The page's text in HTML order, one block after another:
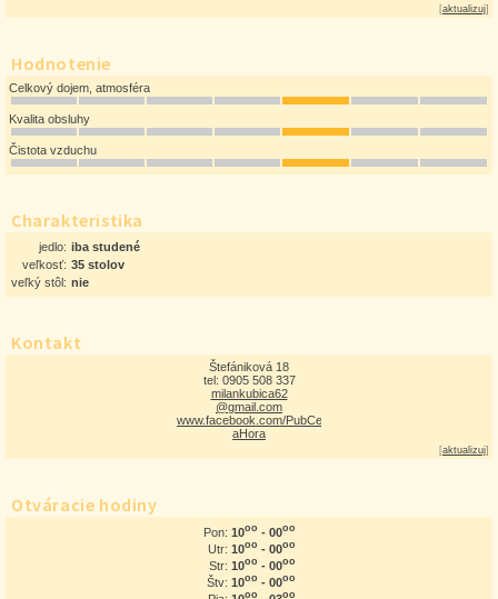
[aktualizuj]
Hodnotenie
Celkový dojem, atmosféra
Kvalita obsluhy
Čistota vzduchu
Charakteristika
jedlo: iba studené
veľkosť: 35 stolov
veľký stôl: nie
Kontakt
Štefániková 18
tel: 0905 508 337
milankubica62
@gmail.com
www.facebook.com/PubCern
aHora
[aktualizuj]
Otváracie hodiny
Pon: 10oo - 00oo
Utr: 10oo - 00oo
Str: 10oo - 00oo
Štv: 10oo - 00oo
oo oo